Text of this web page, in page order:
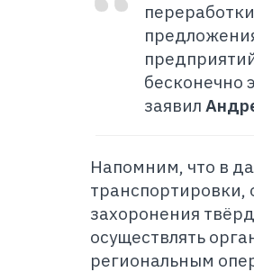
бесконечно
заявил
Напомним, что в
транспортировки,
захоронения
осуществлять
региональным